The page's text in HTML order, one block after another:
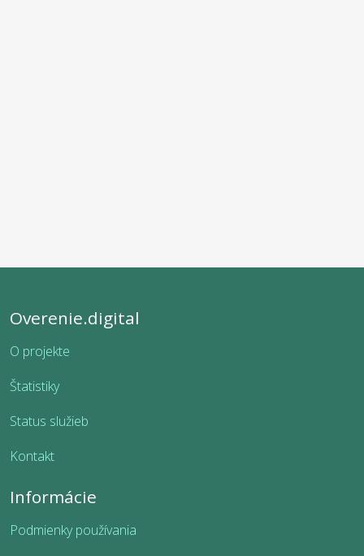
Overenie.digital
O projekte
Štatistiky
Status služieb
Kontakt
Informácie
Podmienky používania